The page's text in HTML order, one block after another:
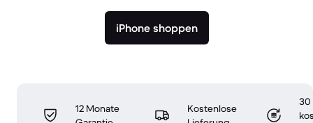
iPhone shoppen
12 Monate
Kostenlose
30